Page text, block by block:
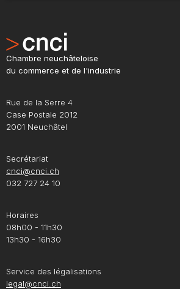
Chambre neuchâteloise
du commerce et de l'industrie
Rue de la Serre 4
Case Postale 2012
2001 Neuchâtel
Secrétariat
cnci@cnci.ch
032 727 24 10
Horaires
08h00 - 11h30
13h30 - 16h30
Service des légalisations
legal@cnci.ch